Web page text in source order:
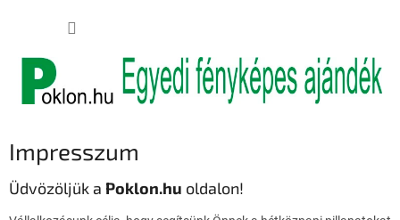
tartalomhoz
Impresszum
Üdvözöljük a Poklon.hu oldalon!